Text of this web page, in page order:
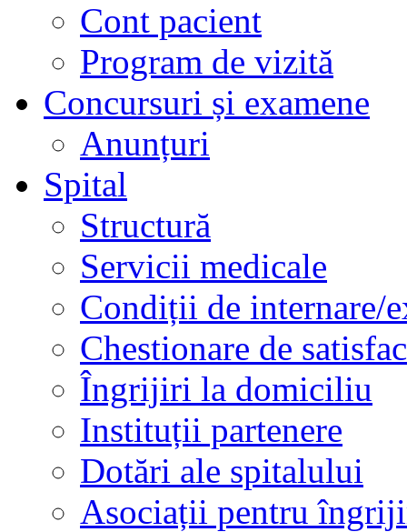
Cont pacient
Program de vizită
Concursuri și examene
Anunțuri
Spital
Structură
Servicii medicale
Condiții de internare/
Chestionare de
Îngrijiri la domiciliu
Instituții partenere
Dotări ale spitalului
Asociații pentru